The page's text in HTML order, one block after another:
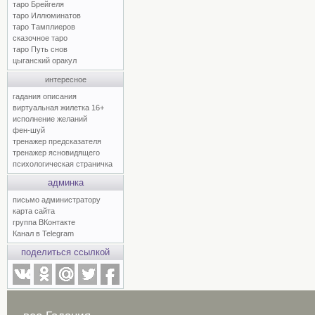
таро Брейгеля
таро Иллюминатов
таро Тамплиеров
сказочное таро
таро Путь снов
цыганский оракул
интересное
гадания описания
виртуальная жилетка 16+
исполнение желаний
фен-шуй
тренажер предсказателя
тренажер ясновидящего
психологическая страничка
админка
письмо администратору
карта сайта
группа ВКонтакте
Канал в Telegram
поделиться ссылкой